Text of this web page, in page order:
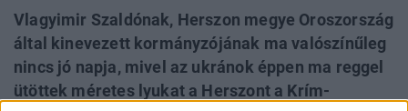
Vlagyimir Szaldónak, Herszon megye Oroszország
által kinevezett kormányzójának ma valószínűleg
nincs jó napja, mivel az ukránok éppen ma reggel
ütöttek méretes lyukat a Herszont a Krím-